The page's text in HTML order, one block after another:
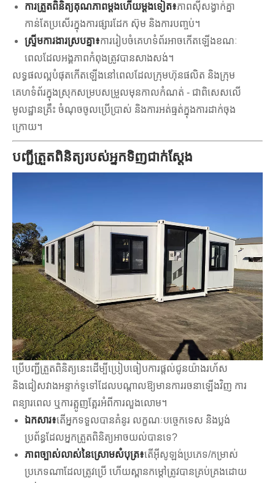
ការត្រួតពិនិត្យគុណភាពម្តងហើយម្តងទៀត៖ភាពស៊ីសង្វាក់គ្នា
កាន់តែប្រសើរក្នុងការផ្សារដែក ស៊ុម និងការបញ្ចប់។
ស្ទ្រីមការងារស្របគ្នា៖ការរៀបចំគេហទំព័រអាចកើតឡើងខណៈ
ពេលដែលអង្គភាពកំពុងត្រូវបានសាងសង់។
លទ្ធផលល្អបំផុតកើតឡើងនៅពេលដែលក្រុមហ៊ុនផលិត និងក្រុម
គេហទំព័រក្នុងស្រុកសម្របសម្រួលមុនកាលកំណត់ - ជាពិសេសលើ
មូលដ្ឋានគ្រឹះ ចំណុចចូលប្រើប្រាស់ និងការអត់ធ្មត់ក្នុងការដាក់ចុង
ក្រោយ។
បញ្ជីត្រួតពិនិត្យរបស់អ្នកទិញជាក់ស្តែង
ប្រើបញ្ជីត្រួតពិនិត្យនេះដើម្បីប្រៀបធៀបការផ្តល់ជូនយ៉ាងរហ័ស
និងជៀសវាងអន្ទាក់ទូទៅដែលបណ្តាលឱ្យមានការរចនាឡើងវិញ ការ
ពន្យារពេល ឬការត្អូញត្អែរអំពីការលួងលោម។
ឯកសារ៖តើអ្នកទទួលបានគំនូរ លក្ខណៈបច្ចេកទេស និងប្លង់
ប្រព័ន្ធដែលអ្នកត្រួតពិនិត្យអាចយល់បានទេ?
ភាពច្បាស់លាស់នៃស្រោមសំបុត្រ៖តើអ៊ីសូឡង់ប្រភេទ/កម្រាស់
ប្រភេទណាដែលត្រូវប្រើ ហើយស្ពានកម្ដៅត្រូវបានគ្រប់គ្រងដោយ